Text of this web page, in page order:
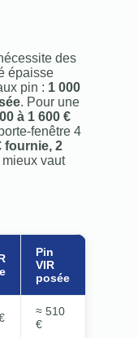
des
épaisse
pin : 1 000
. Pour une
à 1 600 €
fenêtre 4
fournie, 2
mieux vaut
Pin
VIR
posée
≈ 510
€